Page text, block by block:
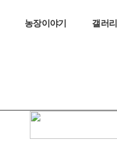
농장이야기 갤러리